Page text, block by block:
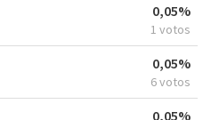
0,05%
1 votos
0,05%
6 votos
0,05%